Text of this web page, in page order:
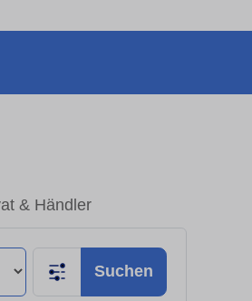
& Händler
Suchen